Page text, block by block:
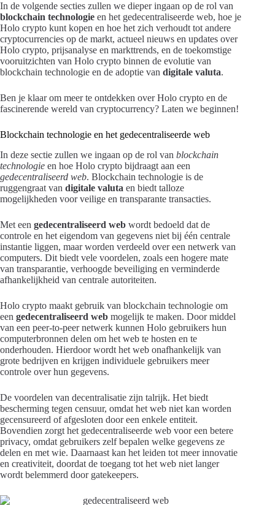
In de volgende secties zullen we dieper ingaan op de rol van
blockchain technologie en het gedecentraliseerde web, hoe je
Holo crypto kunt kopen en hoe het zich verhoudt tot andere
cryptocurrencies op de markt, actueel nieuws en updates over
Holo crypto, prijsanalyse en markttrends, en de toekomstige
vooruitzichten van Holo crypto binnen de evolutie van
blockchain technologie en de adoptie van digitale valuta.
Ben je klaar om meer te ontdekken over Holo crypto en de
fascinerende wereld van cryptocurrency? Laten we beginnen!
Blockchain technologie en het gedecentraliseerde web
In deze sectie zullen we ingaan op de rol van blockchain
technologie en hoe Holo crypto bijdraagt aan een
gedecentraliseerd web. Blockchain technologie is de
ruggengraat van digitale valuta en biedt talloze
mogelijkheden voor veilige en transparante transacties.
Met een gedecentraliseerd web wordt bedoeld dat de
controle en het eigendom van gegevens niet bij één centrale
instantie liggen, maar worden verdeeld over een netwerk van
computers. Dit biedt vele voordelen, zoals een hogere mate
van transparantie, verhoogde beveiliging en verminderde
afhankelijkheid van centrale autoriteiten.
Holo crypto maakt gebruik van blockchain technologie om
een gedecentraliseerd web mogelijk te maken. Door middel
van een peer-to-peer netwerk kunnen Holo gebruikers hun
computerbronnen delen om het web te hosten en te
onderhouden. Hierdoor wordt het web onafhankelijk van
grote bedrijven en krijgen individuele gebruikers meer
controle over hun gegevens.
De voordelen van decentralisatie zijn talrijk. Het biedt
bescherming tegen censuur, omdat het web niet kan worden
gecensureerd of afgesloten door een enkele entiteit.
Bovendien zorgt het gedecentraliseerde web voor een betere
privacy, omdat gebruikers zelf bepalen welke gegevens ze
delen en met wie. Daarnaast kan het leiden tot meer innovatie
en creativiteit, doordat de toegang tot het web niet langer
wordt belemmerd door gatekeepers.